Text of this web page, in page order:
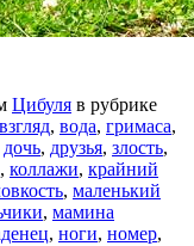
Цибуля в рубрике
взгляд, вода, гримаса,
дочь, друзья, злость,
, коллажи, крайний
, маленький
, мамина
, ноги, номер,